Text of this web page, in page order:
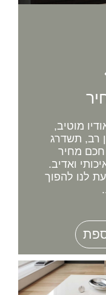
מוטיב,
רב, תשדרג
מחיר
ואדיב.
לנו להפוך